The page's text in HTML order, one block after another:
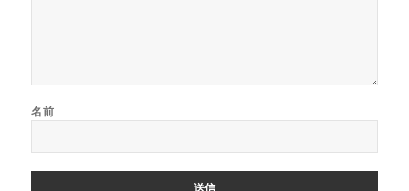
名前